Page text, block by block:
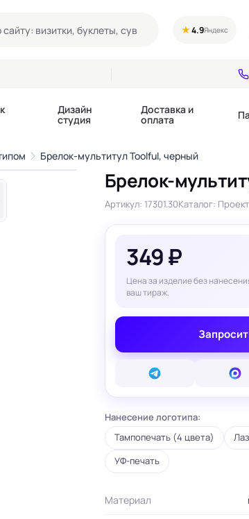
★4.9Яндекс
Календари квартальные
Календари настольные
Календари перекидные
Календари Трио
Воблеры
Диспенсеры
Дорхенгеры /
Флажки бумажные
Ценники
Шелфтокеры
Бумажные пакеты
Готовые бумажные пакеты
Картонные коробки
Печать на
Дизайн
студия
Доставка и
оплата
Брелок-мультитул Toolful, черный
›
1/6
Брелок-
Артикул: 17301.30Каталог: Проект
349 ₽
Цена за изделие без
ваш тираж.
Нанесение логотипа:
Тампопечать (4 цвета)
УФ-печать
Материал